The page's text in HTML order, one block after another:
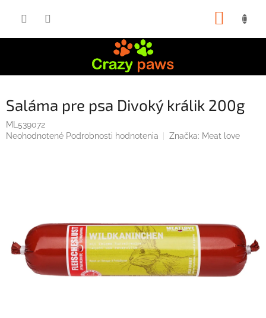
Saláma pre psa Divoký králik 200g
ML539072
Priemerné
Neohodnotené Podrobnosti hodnotenia Značka: Meat love